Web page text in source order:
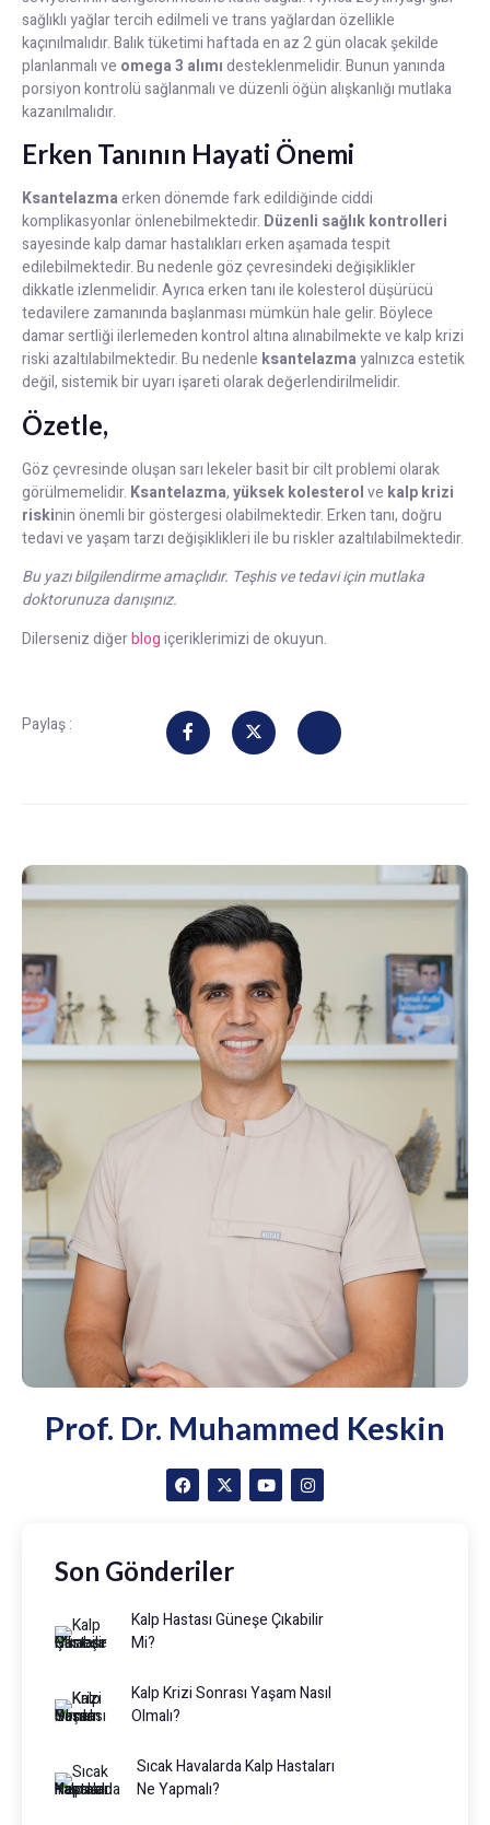
sağlıklı yağlar tercih edilmeli ve trans yağlardan özellikle
kaçınılmalıdır. Balık tüketimi haftada en az 2 gün olacak şekilde
planlanmalı ve omega 3 alımıdesteklenmelidir. Bunun yanında
porsiyon kontrolü sağlanmalı ve düzenli öğün alışkanlığı mutlaka
kazanılmalıdır.
Erken Tanının Hayati Önemi
Ksantelazmaerken dönemde fark edildiğinde ciddi
komplikasyonlar önlenebilmektedir. Düzenli sağlık kontrolleri
sayesinde kalp damar hastalıkları erken aşamada tespit
edilebilmektedir. Bu nedenle göz çevresindeki değişiklikler
dikkatle izlenmelidir. Ayrıca erken tanı ile kolesterol düşürücü
tedavilere zamanında başlanması mümkün hale gelir. Böylece
damar sertliği ilerlemeden kontrol altına alınabilmekte ve kalp krizi
riski azaltılabilmektedir. Bu nedenle ksantelazmayalnızca estetik
değil, sistemik bir uyarı işareti olarak değerlendirilmelidir.
Özetle,
Göz çevresinde oluşan sarı lekeler basit bir cilt problemi olarak
görülmemelidir. Ksantelazma,yüksek kolesterolve kalp krizi
riskinin önemli bir göstergesi olabilmektedir. Erken tanı, doğru
tedavi ve yaşam tarzı değişiklikleri ile bu riskler azaltılabilmektedir.
Bu yazı bilgilendirme amaçlıdır. Teşhis ve tedavi için mutlaka
doktorunuza danışınız.
Dilerseniz diğerblogiçeriklerimizi de okuyun.
Paylaş :
Prof. Dr. Muhammed Keskin
Son Gönderiler
Kalp Hastası Güneşe Çıkabilir
Mi?
Kalp Krizi Sonrası Yaşam Nasıl
Olmalı?
Sıcak Havalarda Kalp Hastaları
Ne Yapmalı?